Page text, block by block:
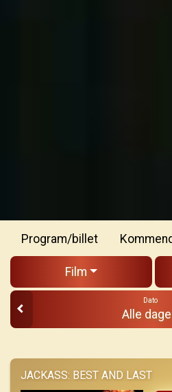
Program/billet Kommende
Film
Dato
Alle dage
JACKASS: BEST AND LAST